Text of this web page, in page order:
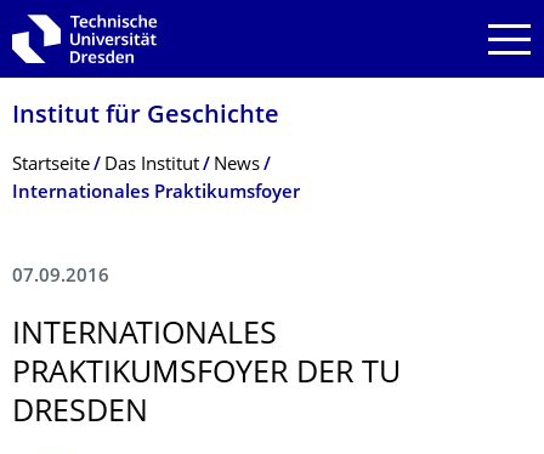
Zur Hauptnavigation springen
Zur Suche springen
Zum Inhalt springen
Institut für Geschichte
Breadcrumb-Menü
Startseite Das Institut
News
Internationales Praktikumsfoyer
07.09.2016
INTERNATIONALES
PRAKTIKUMSFOYER DER TU
DRESDEN